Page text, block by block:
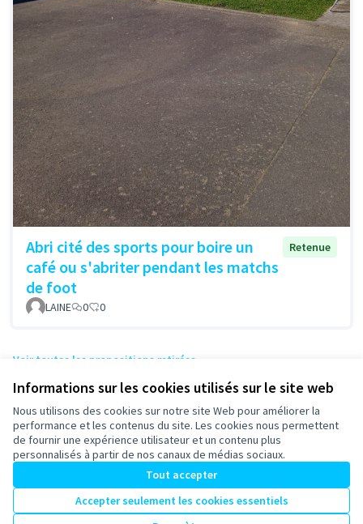
Informations sur les cookies utilisés sur le site web
Nous utilisons des cookies sur notre site Web pour améliorer la
performance et les contenus du site. Les cookies nous permettent
de fournir une expérience utilisateur et un contenu plus
personnalisés à partir de nos canaux de médias sociaux.
Tout accepter
Accepter seulement les cookies essentiels
Abri cité des sports pour boire un
café ou s'abriter pendant les matchs
de foot
Retenue
LAINE 0 0
Voir toutes les propositions retirées
Conditions d'utilisation
Paramètres des cookies
participons-granville.fr sur X
(Lien externe)
participons-granville.fr sur Facebook
participons-granville.fr sur Instagram
Licence
(Lien